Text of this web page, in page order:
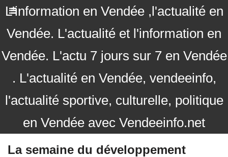
L'information en Vendée ,l'actualité en
Vendée. L'actualité et l'information en
Vendée. L'actu 7 jours sur 7 en Vendée
. L'actualité en Vendée, vendeeinfo,
l'actualité sportive, culturelle, politique
en Vendée avec Vendeeinfo.net
La semaine du développement